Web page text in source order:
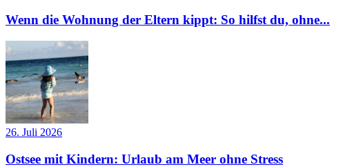
Wenn die Wohnung der Eltern kippt: So hilfst du, ohne...
26. Juli 2026
Ostsee mit Kindern: Urlaub am Meer ohne Stress